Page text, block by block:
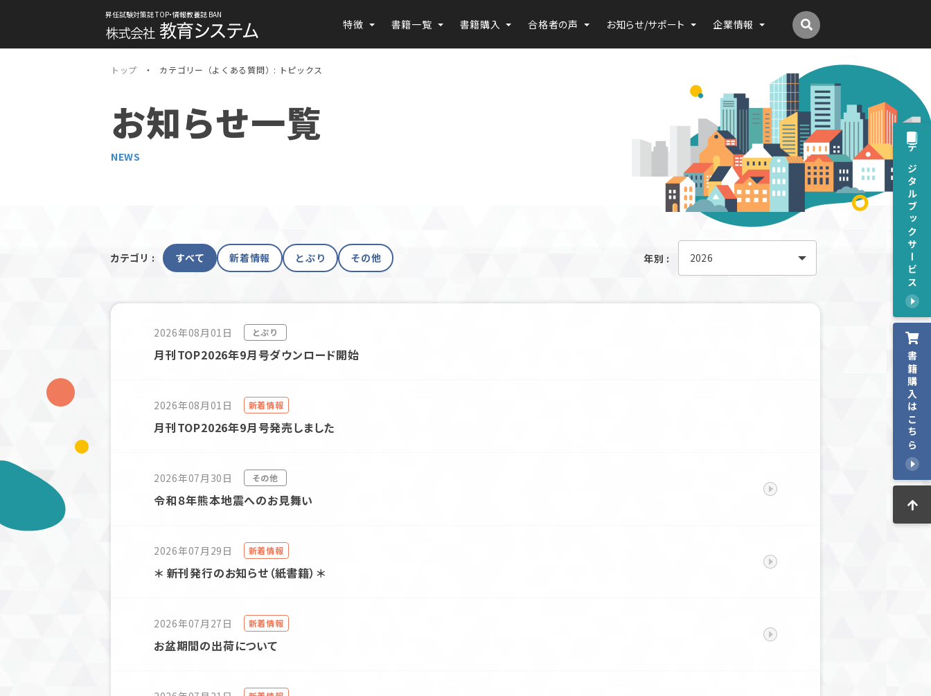
昇任試験対策誌 TOP・情報教養誌 BAN
特徴 書籍一覧 書籍購入 合格者の声 お知らせ/サポート 企業情報
デジタルブックサービス
書籍購入はこちら
トップ カテゴリー（よくある質問）: トピックス
お知らせ一覧
NEWS
カテゴリ : すべて 新着情報 とぷり その他 年別 :
2026年08月01日 とぷり
月刊TOP2026年9月号ダウンロード開始
2026年08月01日 新着情報
月刊TOP2026年9月号発売しました
2026年07月30日 その他
令和８年熊本地震へのお見舞い
2026年07月29日 新着情報
＊ 新刊発行のお知らせ（紙書籍）＊
2026年07月27日 新着情報
お盆期間の出荷について